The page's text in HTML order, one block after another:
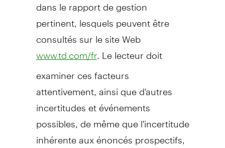
pertinent, lesquels peuvent être
consultés sur le site Web
www.td.com/fr. Le lecteur doit
examiner ces facteurs
attentivement, ainsi que d'autres
incertitudes et événements
possibles, de même que l'incertitude
inhérente aux énoncés prospectifs,